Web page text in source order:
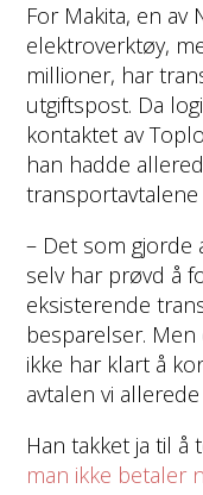
For Makita, en
elektroverktøy,
millioner, har
utgiftspost. Da
kontaktet av
han hadde
– Det som gjorde
selv har prøvd å
eksisterende
besparelser.
ikke har klart å
avtalen vi
Han takket ja til å
man ikke betaler